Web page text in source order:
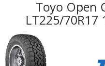
Toyo Open
LT225/70R17